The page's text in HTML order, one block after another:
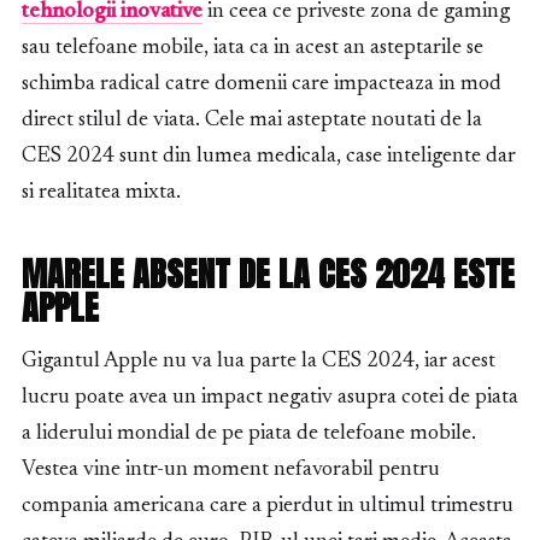
tehnologii inovative in ceea ce priveste zona de gaming
sau telefoane mobile, iata ca in acest an asteptarile se
schimba radical catre domenii care impacteaza in mod
direct stilul de viata. Cele mai asteptate noutati de la
CES 2024 sunt din lumea medicala, case inteligente dar
si realitatea mixta.
MARELE ABSENT DE LA CES 2024 ESTE
APPLE
Gigantul Apple nu va lua parte la CES 2024, iar acest
lucru poate avea un impact negativ asupra cotei de piata
a liderului mondial de pe piata de telefoane mobile.
Vestea vine intr-un moment nefavorabil pentru
compania americana care a pierdut in ultimul trimestru